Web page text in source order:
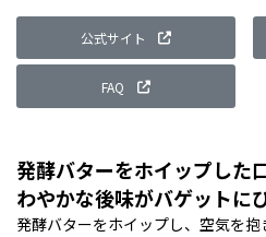
公式サイト
FAQ
発酵バターをホイップした
わやかな後味がバゲットに
発酵バターをホイップし、空気を